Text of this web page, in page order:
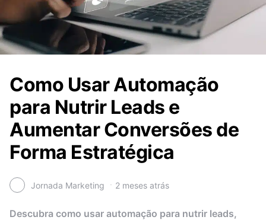
Como Usar Automação
para Nutrir Leads e
Aumentar Conversões de
Forma Estratégica
Jornada Marketing 2 meses atrás
Descubra como usar automação para nutrir leads,